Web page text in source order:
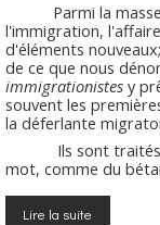
Parmi la masse
l'immigration,
d'éléments
de ce que nous
immigrationistes y
souvent les
la déferlante
Ils sont traités
mot, comme du
Lire la suite